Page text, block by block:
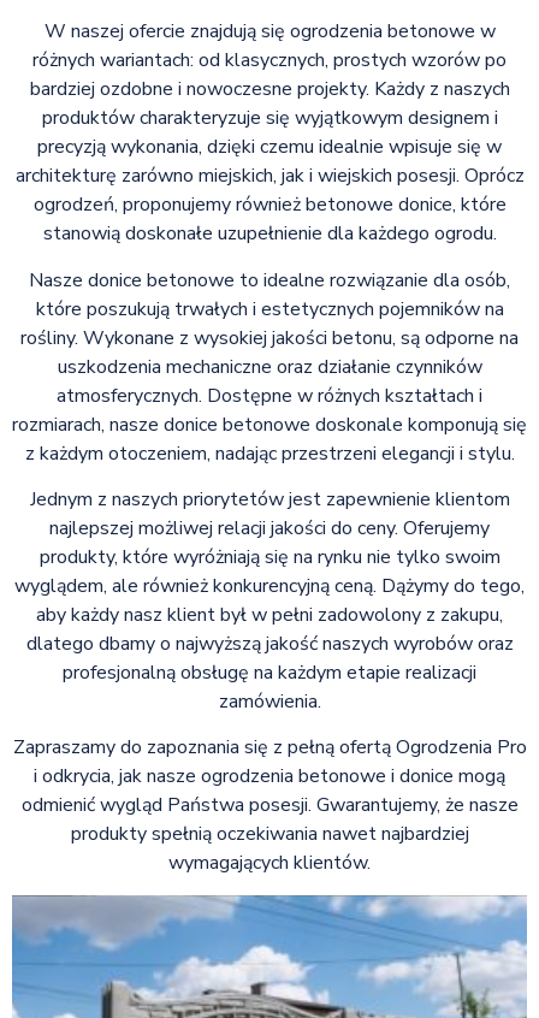
W naszej ofercie znajdują się ogrodzenia betonowe w
różnych wariantach: od klasycznych, prostych wzorów po
bardziej ozdobne i nowoczesne projekty. Każdy z naszych
produktów charakteryzuje się wyjątkowym designem i
precyzją wykonania, dzięki czemu idealnie wpisuje się w
architekturę zarówno miejskich, jak i wiejskich posesji. Oprócz
ogrodzeń, proponujemy również betonowe donice, które
stanowią doskonałe uzupełnienie dla każdego ogrodu.
Nasze donice betonowe to idealne rozwiązanie dla osób,
które poszukują trwałych i estetycznych pojemników na
rośliny. Wykonane z wysokiej jakości betonu, są odporne na
uszkodzenia mechaniczne oraz działanie czynników
atmosferycznych. Dostępne w różnych kształtach i
rozmiarach, nasze donice betonowe doskonale komponują się
z każdym otoczeniem, nadając przestrzeni elegancji i stylu.
Jednym z naszych priorytetów jest zapewnienie klientom
najlepszej możliwej relacji jakości do ceny. Oferujemy
produkty, które wyróżniają się na rynku nie tylko swoim
wyglądem, ale również konkurencyjną ceną. Dążymy do tego,
aby każdy nasz klient był w pełni zadowolony z zakupu,
dlatego dbamy o najwyższą jakość naszych wyrobów oraz
profesjonalną obsługę na każdym etapie realizacji
zamówienia.
Zapraszamy do zapoznania się z pełną ofertą Ogrodzenia Pro
i odkrycia, jak nasze ogrodzenia betonowe i donice mogą
odmienić wygląd Państwa posesji. Gwarantujemy, że nasze
produkty spełnią oczekiwania nawet najbardziej
wymagających klientów.